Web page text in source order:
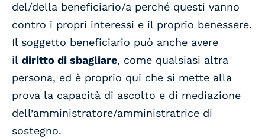
del/della beneficiario/a perché questi vanno
contro i propri interessi e il proprio benessere.
Il soggetto beneficiario può anche avere
il diritto di sbagliare, come qualsiasi altra
persona, ed è proprio qui che si mette alla
prova la capacità di ascolto e di mediazione
dell’amministratore/amministratrice di
sostegno.